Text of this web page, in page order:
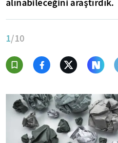
1/10